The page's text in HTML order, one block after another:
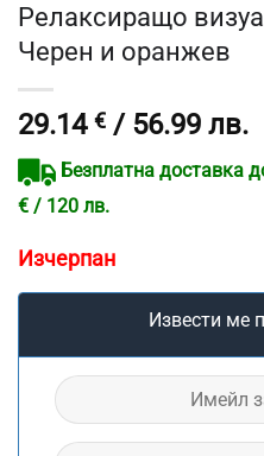
Релаксиращо
Черен и оранжев
29.14 € / 56.99 лв.
Безплатна доставка
€ / 120 лв.
Изчерпан
Извести ме